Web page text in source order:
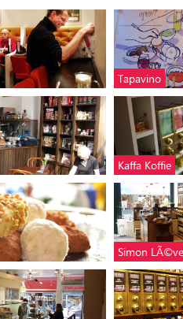
Tapavino
Kaffa Koffie
Simon